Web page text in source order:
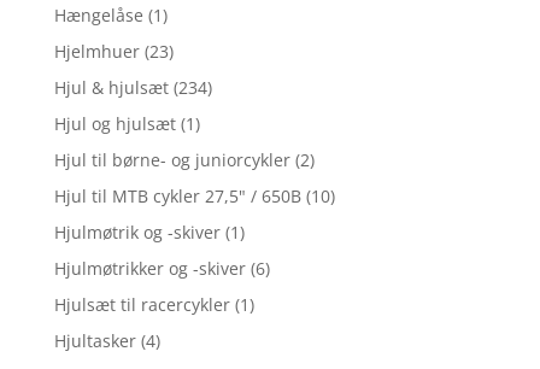
Hængelåse (1)
Hjelmhuer (23)
Hjul & hjulsæt (234)
Hjul og hjulsæt (1)
Hjul til børne- og juniorcykler (2)
Hjul til MTB cykler 27,5" / 650B (10)
Hjulmøtrik og -skiver (1)
Hjulmøtrikker og -skiver (6)
Hjulsæt til racercykler (1)
Hjultasker (4)